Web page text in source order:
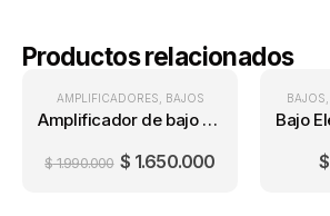
Productos relacionados
PRECIO ONLINE
AMPLIFICADORES BAJOS
Amplificador de bajo Hartke HD75 (75 Watts)
$1.990.000 $ 1.650.000
BAJOS
$